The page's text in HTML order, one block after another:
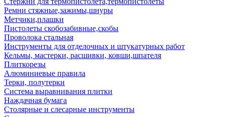
Ремни стяжные,зажимы,шнуры
Метчики,плашки
Пистолеты скобозабивные,скобы
Проволока стальная
Инструменты для отделочных и штукатурных работ
Кельмы, мастерки, расшивки, ковши,шпателя
Плиткорезы
Алюминиевые правила
Терки, полутерки
Система выравнивания плитки
Наждачная бумага
Столярные и слесарные инструменты